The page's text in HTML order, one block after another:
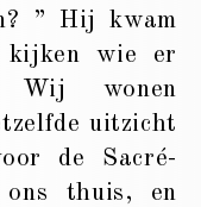
” Hij kwam
wie er
Wij wonen
uitzicht
de Sacré-
thuis, en